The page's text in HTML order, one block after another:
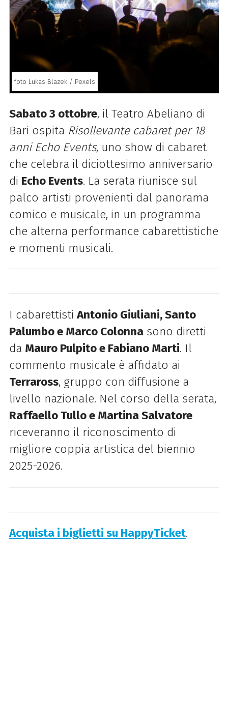
foto Lukas Blazek / Pexels
Sabato 3 ottobre, il Teatro Abeliano di
Bari ospita Risollevante cabaret per 18
anni Echo Events, uno show di cabaret
che celebra il diciottesimo anniversario
di Echo Events. La serata riunisce sul
palco artisti provenienti dal panorama
comico e musicale, in un programma
che alterna performance cabarettistiche
e momenti musicali.
I cabarettistiAntonio Giuliani, Santo
Palumbo e Marco Colonnasono diretti
da Mauro Pulpito e Fabiano Marti. Il
commento musicale è affidato ai
Terraross, gruppo con diffusione a
livello nazionale. Nel corso della serata,
Raffaello Tullo e Martina Salvatore
riceveranno il riconoscimento di
migliore coppia artistica del biennio
2025-2026.
Acquista i biglietti su HappyTicket.